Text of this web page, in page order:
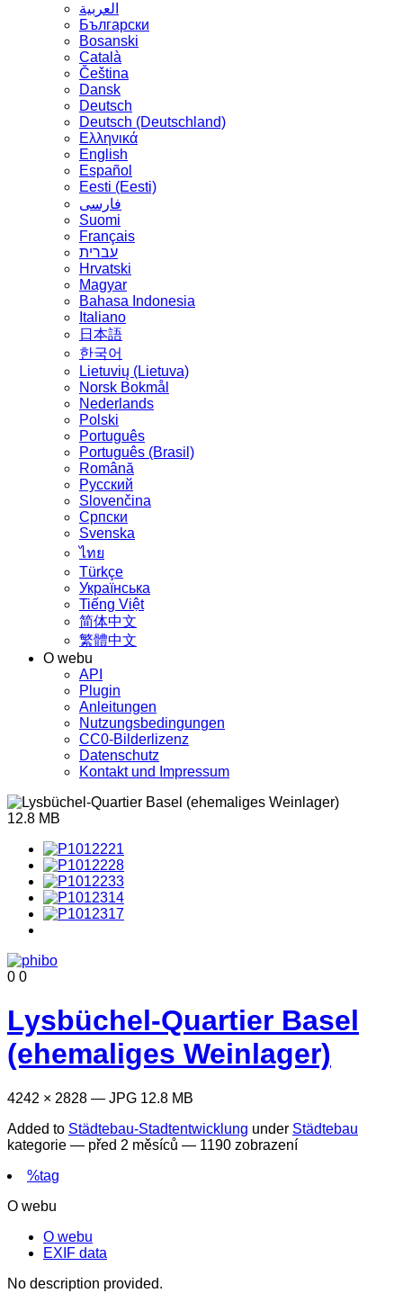
العربية
Български
Bosanski
Сatalà
Čeština
Dansk
Deutsch
Deutsch (Deutschland)
Ελληνικά
English
Español
Eesti (Eesti)
فارسی
Suomi
Français
עברית
Hrvatski
Magyar
Bahasa Indonesia
Italiano
日本語
한국어
Lietuvių (Lietuva)
‪Norsk Bokmål‬
Nederlands
Polski
Português
Português (Brasil)
Română
Русский
Slovenčina
Српски
Svenska
ไทย
Türkçe
Українська
Tiếng Việt
简体中文
繁體中文
O webu
API
Plugin
Anleitungen
Nutzungsbedingungen
CC0-Bilderlizenz
Datenschutz
Kontakt und Impressum
12.8 MB
0 0
Lysbüchel-Quartier Basel
(ehemaliges Weinlager)
4242 × 2828 — JPG 12.8 MB
Added to Städtebau-Stadtentwicklung under Städtebau
kategorie — před 2 měsíců — 1190 zobrazení
%tag
O webu
O webu
EXIF data
No description provided.